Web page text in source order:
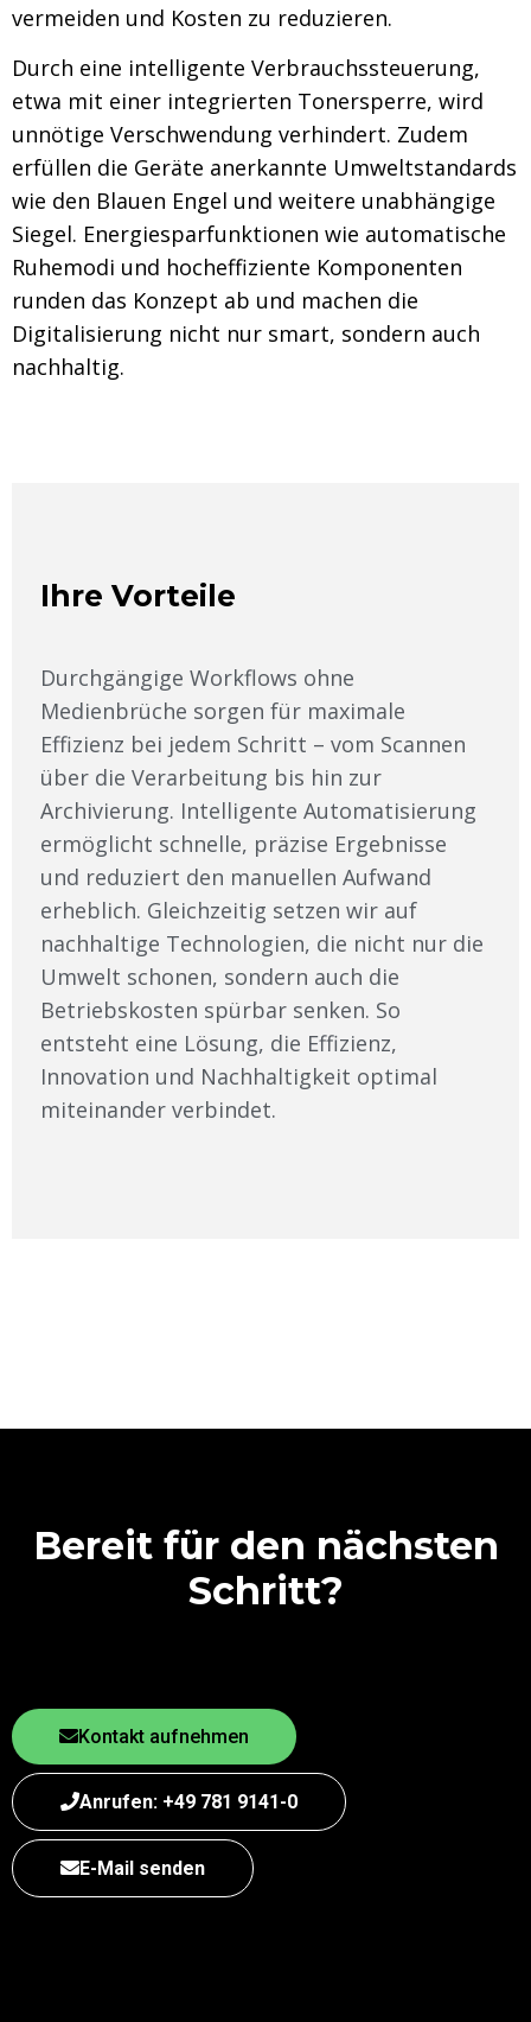
vermeiden und Kosten zu reduzieren.
Durch eine intelligente Verbrauchssteuerung,
etwa mit einer integrierten Tonersperre, wird
unnötige Verschwendung verhindert. Zudem
erfüllen die Geräte anerkannte Umweltstandards
wie den Blauen Engel und weitere unabhängige
Siegel. Energiesparfunktionen wie automatische
Ruhemodi und hocheffiziente Komponenten
runden das Konzept ab und machen die
Digitalisierung nicht nur smart, sondern auch
nachhaltig.
Ihre Vorteile
Durchgängige Workflows ohne
Medienbrüche sorgen für maximale
Effizienz bei jedem Schritt – vom Scannen
über die Verarbeitung bis hin zur
Archivierung. Intelligente Automatisierung
ermöglicht schnelle, präzise Ergebnisse
und reduziert den manuellen Aufwand
erheblich. Gleichzeitig setzen wir auf
nachhaltige Technologien, die nicht nur die
Umwelt schonen, sondern auch die
Betriebskosten spürbar senken. So
entsteht eine Lösung, die Effizienz,
Innovation und Nachhaltigkeit optimal
miteinander verbindet.
Bereit für den nächsten
Schritt?
Kontakt aufnehmen
Anrufen: +49 781 9141-0
E-Mail senden